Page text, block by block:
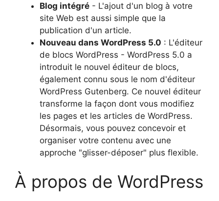
Blog intégré - L'ajout d'un blog à votre
site Web est aussi simple que la
publication d'un article.
Nouveau dans WordPress 5.0 : L'éditeur
de blocs WordPress - WordPress 5.0 a
introduit le nouvel éditeur de blocs,
également connu sous le nom d'éditeur
WordPress Gutenberg. Ce nouvel éditeur
transforme la façon dont vous modifiez
les pages et les articles de WordPress.
Désormais, vous pouvez concevoir et
organiser votre contenu avec une
approche "glisser-déposer" plus flexible.
À propos de WordPress